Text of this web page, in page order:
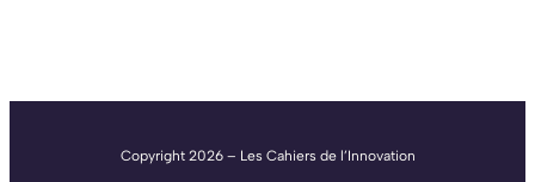
Copyright 2026 – Les Cahiers de l’Innovation